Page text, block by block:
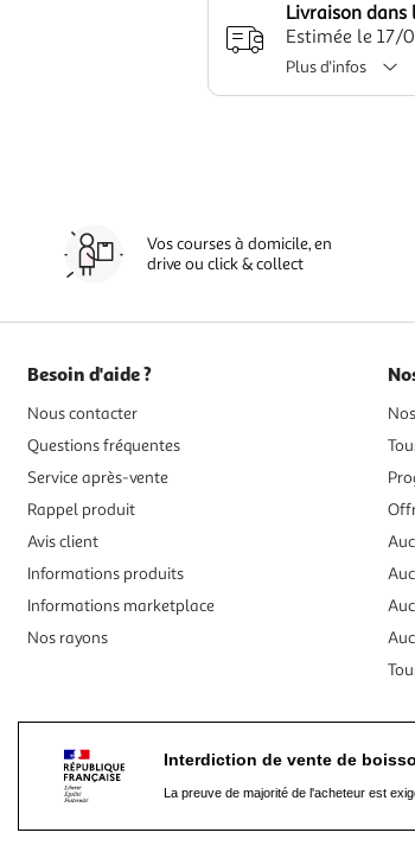
Livraison dans
Estimée le 17/
Plus d'infos
Vos courses à domicile, en
drive ou click & collect
Besoin d'aide ?
Nous contacter
Questions fréquentes
Service après-vente
Rappel produit
Avis client
Informations produits
Informations marketplace
Nos rayons
Interdiction de vente de
La preuve de majorité de l'acheteur est